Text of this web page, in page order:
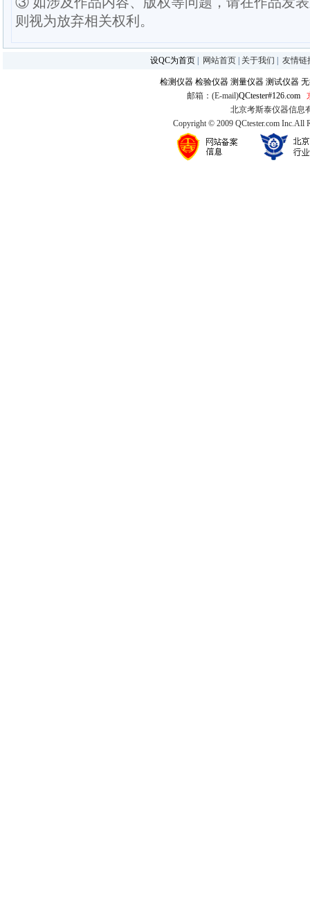
则视为放弃相关权利。
设QC为首页 网站首页 关于我们 友情链
检测仪器 检验仪器 测量仪器 测试仪器
邮箱：(E-mail)QCtester#126.com
北京考斯泰仪器信息
Copyright © 2009 QCtester.com Inc.All